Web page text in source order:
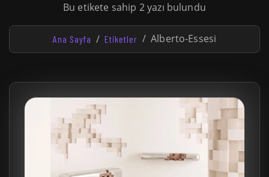
Bu etikete sahip 2 yazı bulundu
Ana Sayfa Etiketler Alberto-Essesi